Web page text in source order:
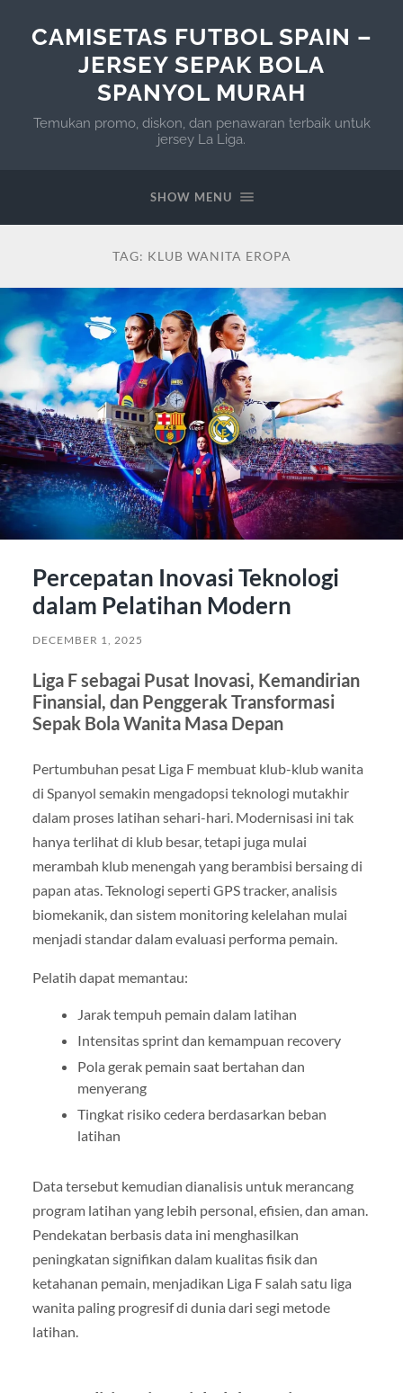
CAMISETAS FUTBOL SPAIN –
JERSEY SEPAK BOLA
SPANYOL MURAH
Temukan promo, diskon, dan penawaran terbaik untuk
jersey La Liga.
SHOW MENU
TAG: KLUB WANITA EROPA
Percepatan Inovasi Teknologi
dalam Pelatihan Modern
DECEMBER 1, 2025
Liga F sebagai Pusat Inovasi, Kemandirian
Finansial, dan Penggerak Transformasi
Sepak Bola Wanita Masa Depan
Pertumbuhan pesat Liga F membuat klub-klub wanita
di Spanyol semakin mengadopsi teknologi mutakhir
dalam proses latihan sehari-hari. Modernisasi ini tak
hanya terlihat di klub besar, tetapi juga mulai
merambah klub menengah yang berambisi bersaing di
papan atas. Teknologi seperti GPS tracker, analisis
biomekanik, dan sistem monitoring kelelahan mulai
menjadi standar dalam evaluasi performa pemain.
Pelatih dapat memantau:
Jarak tempuh pemain dalam latihan
Intensitas sprint dan kemampuan recovery
Pola gerak pemain saat bertahan dan
menyerang
Tingkat risiko cedera berdasarkan beban
latihan
Data tersebut kemudian dianalisis untuk merancang
program latihan yang lebih personal, efisien, dan aman.
Pendekatan berbasis data ini menghasilkan
peningkatan signifikan dalam kualitas fisik dan
ketahanan pemain, menjadikan Liga F salah satu liga
wanita paling progresif di dunia dari segi metode
latihan.